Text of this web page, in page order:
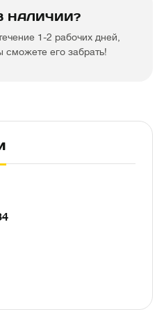
НАЛИЧИИ?
1-2 рабочих дней,
его забрать!